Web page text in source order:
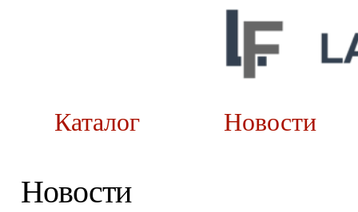
Каталог
Новости